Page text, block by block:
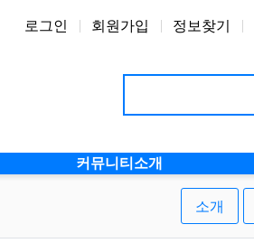
로그인 회원가입 정보찾기
커뮤니티소개
소개